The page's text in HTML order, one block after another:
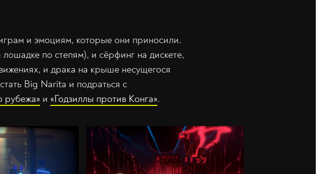
и эмоциям, которые они приносили.
по степям), и сёрфинг на дискете,
и драка на крыше несущегося
Big Narita и подраться с
рубежа» и «Годзиллы против Конга».